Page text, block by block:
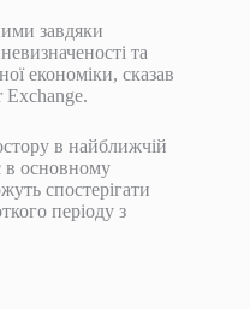
завдяки
та
економіки, сказав
в найближчій
в основному
спостерігати
періоду з